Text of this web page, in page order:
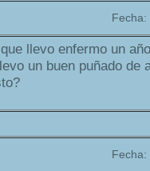
Fecha:
llevo enfermo un
un buen puñado de
Fecha: